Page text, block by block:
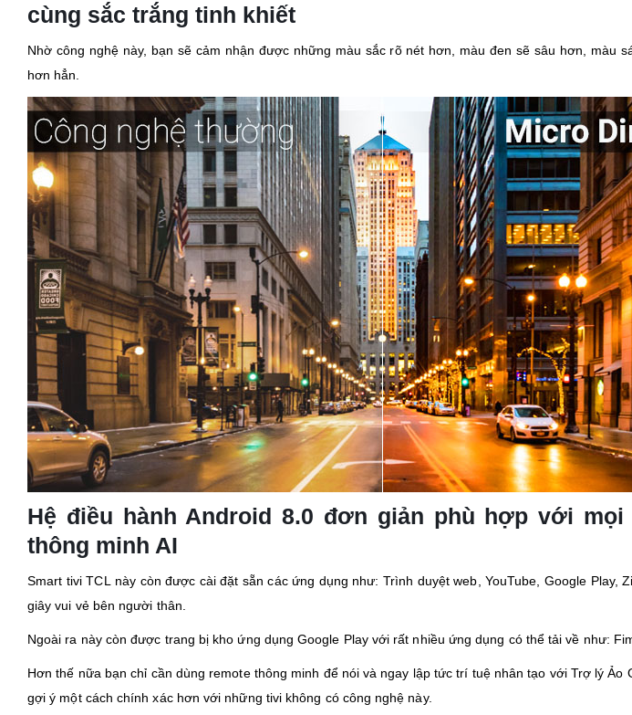
cùng sắc trắng tinh khiết
Nhờ công nghệ này, bạn sẽ cảm nhận được những màu sắc rõ nét hơn, màu đen sẽ sâu hơn, màu
hơn hẳn.
Hệ điều hành Android 8.0 đơn giản phù hợp với
thông minh AI
Smart tivi TCL này còn được cài đặt sẵn các ứng dụng như: Trình duyệt web, YouTube, Google Play,
giây vui vẻ bên người thân.
Ngoài ra này còn được trang bị kho ứng dụng Google Play với rất nhiều ứng dụng có thể tải về như:
Hơn thế nữa bạn chỉ cần dùng remote thông minh để nói và ngay lập tức trí tuệ nhân tạo với Trợ lý Ảo
gợi ý một cách chính xác hơn với những tivi không có công nghệ này.